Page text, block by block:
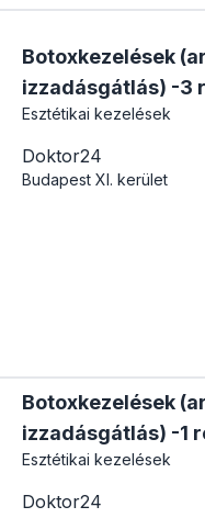
Botoxkezelések
izzadásgátlás) -3
Esztétikai kezelések
Doktor24
Budapest XI. kerület
Botoxkezelések
izzadásgátlás) -1
Esztétikai kezelések
Doktor24